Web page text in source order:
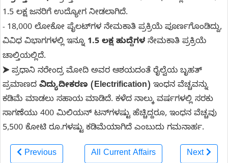
1.5 ಲಕ್ಷ ಜನರಿಗೆ ಉದ್ಯೋಗ ನೀಡಲಾಗಿದೆ.
- 18,000 ಲೋಕೋ ಪೈಲಟ್‌ಗಳ ನೇಮಕಾತಿ ಪ್ರಕ್ರಿಯೆ ಪೂರ್ಣಗೊಂಡಿದ್ದು,
ವಿವಿಧ ವಿಭಾಗಗಳಲ್ಲಿ ಇನ್ನೂ 1.5 ಲಕ್ಷ ಹುದ್ದೆಗಳ ನೇಮಕಾತಿ ಪ್ರಕ್ರಿಯೆ
ಚಾಲ್ತಿಯಲ್ಲಿದೆ.
➤ ಪ್ರಧಾನಿ ನರೇಂದ್ರ ಮೋದಿ ಅವರ ಆಶಯದಂತೆ ರೈಲ್ವೆಯ ಬೃಹತ್
ಪ್ರಮಾಣದ ವಿದ್ಯುದೀಕರಣ (Electrification) ಇಂಧನ ವೆಚ್ಚವನ್ನು
ಕಡಿಮೆ ಮಾಡಲು ಸಹಾಯ ಮಾಡಿದೆ. ಕಳೆದ ನಾಲ್ಕು ವರ್ಷಗಳಲ್ಲಿ ಸರಕು
ಸಾಗಣೆಯು 400 ಮಿಲಿಯನ್ ಟನ್‌ಗಳಷ್ಟು ಹೆಚ್ಚಿದ್ದರೂ, ಇಂಧನ ವೆಚ್ಚವು
5,500 ಕೋಟಿ ರೂ.ಗಳಷ್ಟು ಕಡಿಮೆಯಾಗಿದೆ ಎಂಬುದು ಗಮನಾರ್ಹ.
Previous All Current Affairs Next